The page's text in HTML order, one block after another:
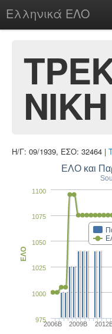
Ελληνικά ΕΛΟ
chesstu.be @ discord
LoginΝΙΚΗ
Η/Γ: 09/1939, ΕΣΟ: 32464 |
ΕΛΟ και
2006B 2009B
975
1000
1025
1050
1075
1100
ΕΛΟ